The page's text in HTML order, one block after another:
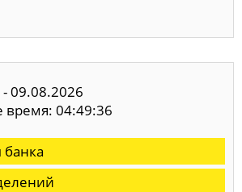
09.08.2026
время: 04:49:37